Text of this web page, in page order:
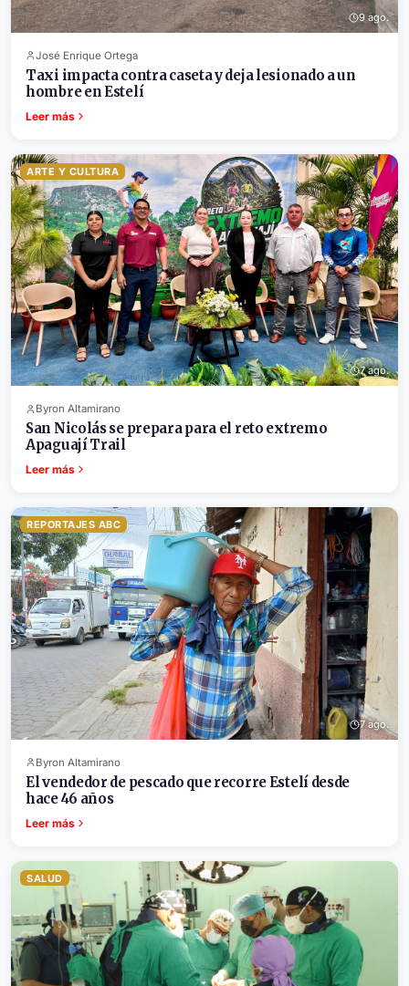
9 ago.
José Enrique Ortega
Taxi impacta contra caseta y deja lesionado a un
hombre en Estelí
Leer más
ARTE Y CULTURA
7 ago.
Byron Altamirano
San Nicolás se prepara para el reto extremo
Apaguají Trail
Leer más
REPORTAJES ABC
7 ago.
Byron Altamirano
El vendedor de pescado que recorre Estelí desde
hace 46 años
Leer más
SALUD